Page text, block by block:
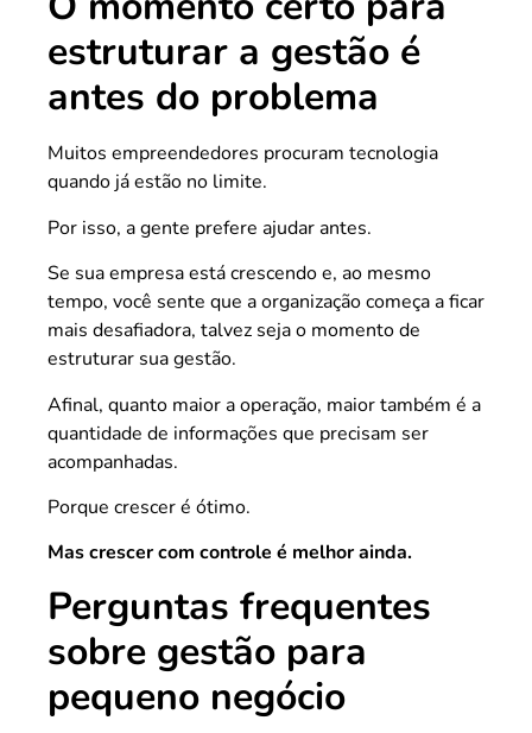
estruturar a gestão é
antes do problema
Muitos empreendedores procuram tecnologia
quando já estão no limite.
Por isso, a gente prefere ajudar antes.
Se sua empresa está crescendo e, ao mesmo
tempo, você sente que a organização começa a ficar
mais desafiadora, talvez seja o momento de
estruturar sua gestão.
Afinal, quanto maior a operação, maior também é a
quantidade de informações que precisam ser
acompanhadas.
Porque crescer é ótimo.
Mas crescer com controle é melhor ainda.
Perguntas frequentes
sobre gestão para
pequeno negócio